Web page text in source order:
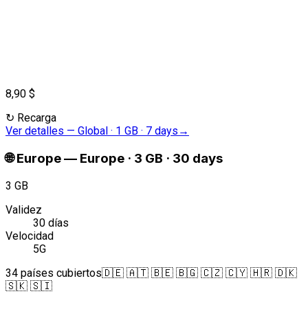
8,90 $
↻ Recarga
Ver detalles — Global · 1 GB · 7 days →
🌐 Europe— Europe · 3 GB · 30 days
3 GB
Validez
30 días
Velocidad
5G
34 países cubiertos🇩🇪 🇦🇹 🇧🇪 🇧🇬 🇨🇿 🇨🇾 🇭🇷 🇩🇰
🇸🇰 🇸🇮